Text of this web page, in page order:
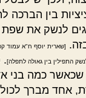
בין הברכה
לנשק את
[שארית יוסף ח"א עמוד
התפילין בין גאולה לתפלה].
שכאשר כמה בני
אחד מברך